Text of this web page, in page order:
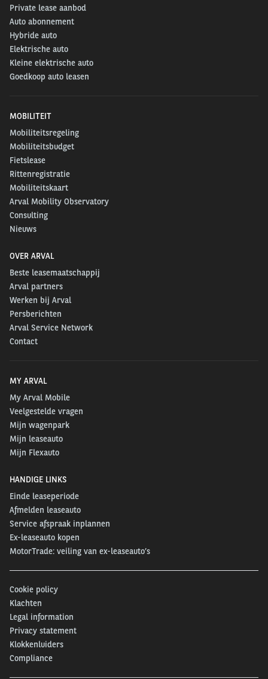
Private lease aanbod
Auto abonnement
Hybride auto
Elektrische auto
Kleine elektrische auto
Goedkoop auto leasen
MOBILITEIT
Mobiliteitsregeling
Mobiliteitsbudget
Fietslease
Rittenregistratie
Mobiliteitskaart
Arval Mobility Observatory
Consulting
Nieuws
OVER ARVAL
Beste leasemaatschappij
Arval partners
Werken bij Arval
Persberichten
Arval Service Network
Contact
MY ARVAL
My Arval Mobile
Veelgestelde vragen
Mijn wagenpark
Mijn leaseauto
Mijn Flexauto
HANDIGE LINKS
Einde leaseperiode
Afmelden leaseauto
Service afspraak inplannen
Ex-leaseauto kopen
MotorTrade: veiling van ex-leaseauto’s
Cookie policy
Klachten
Legal information
Privacy statement
Klokkenluiders
Compliance